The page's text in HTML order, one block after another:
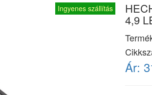
Ingyenes szállítás
4,9
Ár: